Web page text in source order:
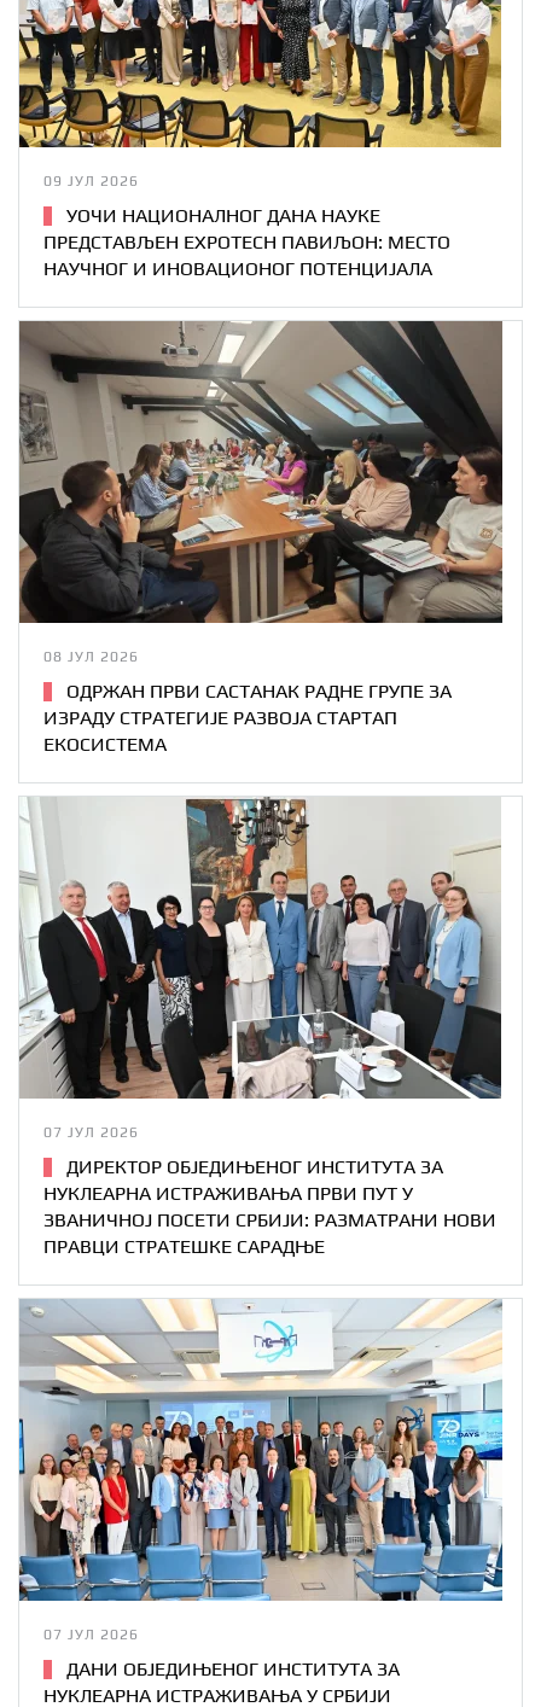
09 ЈУЛ 2026
УОЧИ НАЦИОНАЛНОГ ДАНА НАУКЕ
ПРЕДСТАВЉЕН EXPOTECH ПАВИЉОН: МЕСТО
НАУЧНОГ И ИНОВАЦИОНОГ ПОТЕНЦИЈАЛА
08 ЈУЛ 2026
ОДРЖАН ПРВИ САСТАНАК РАДНЕ ГРУПЕ ЗА
ИЗРАДУ СТРАТЕГИЈЕ РАЗВОЈА СТАРТАП
ЕКОСИСТЕМА
07 ЈУЛ 2026
ДИРЕКТОР ОБЈЕДИЊЕНОГ ИНСТИТУТА ЗА
НУКЛЕАРНА ИСТРАЖИВАЊА ПРВИ ПУТ У
ЗВАНИЧНОЈ ПОСЕТИ СРБИЈИ: РАЗМАТРАНИ НОВИ
ПРАВЦИ СТРАТЕШКЕ САРАДЊЕ
07 ЈУЛ 2026
ДАНИ ОБЈЕДИЊЕНОГ ИНСТИТУТА ЗА
НУКЛЕАРНА ИСТРАЖИВАЊА У СРБИЈИ